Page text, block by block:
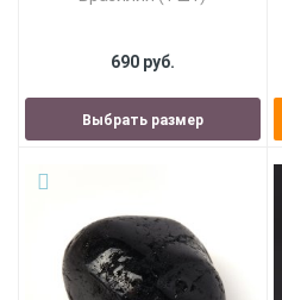
690 руб.
Выбрать размер